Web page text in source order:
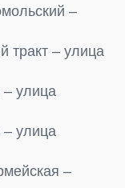
–
тракт – улица
– улица
– улица
–